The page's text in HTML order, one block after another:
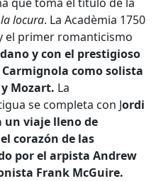
la locura. La Acadèmia 1750
el primer romanticismo
y con el prestigioso
como solista
Mozart. La
se completa con Jordi
un viaje lleno de
corazón de las
por el arpista Andrew
Frank McGuire.